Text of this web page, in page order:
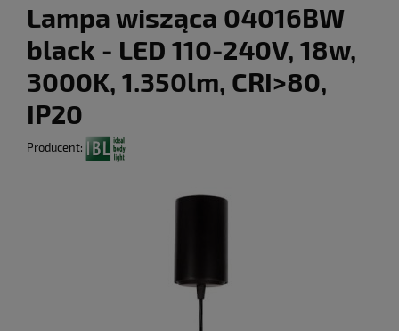
Lampa wisząca 04016BW
black - LED 110-240V, 18w,
3000K, 1.350lm, CRI>80,
IP20
Producent: